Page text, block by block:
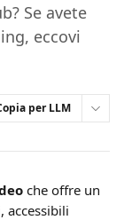
Se avete
eccovi
per LLM
che offre un
accessibili